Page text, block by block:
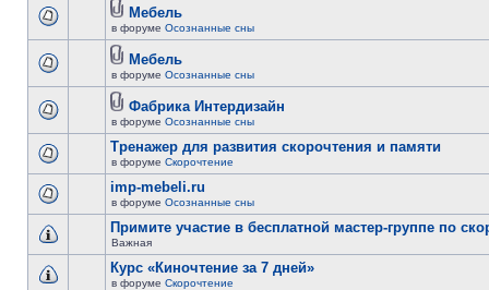
Мебель
в форуме Осознанные сны
Мебель
в форуме Осознанные сны
Фабрика Интердизайн
в форуме Осознанные сны
Тренажер для развития скорочтения и памяти
в форуме Скорочтение
imp-mebeli.ru
в форуме Осознанные сны
Примите участие в бесплатной мастер-группе по
Важная
Курс «Киночтение за 7 дней»
в форуме Скорочтение